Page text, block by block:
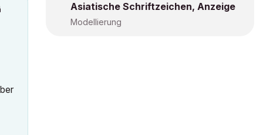
Asiatische Schriftzeichen, Anzeige
Modellierung